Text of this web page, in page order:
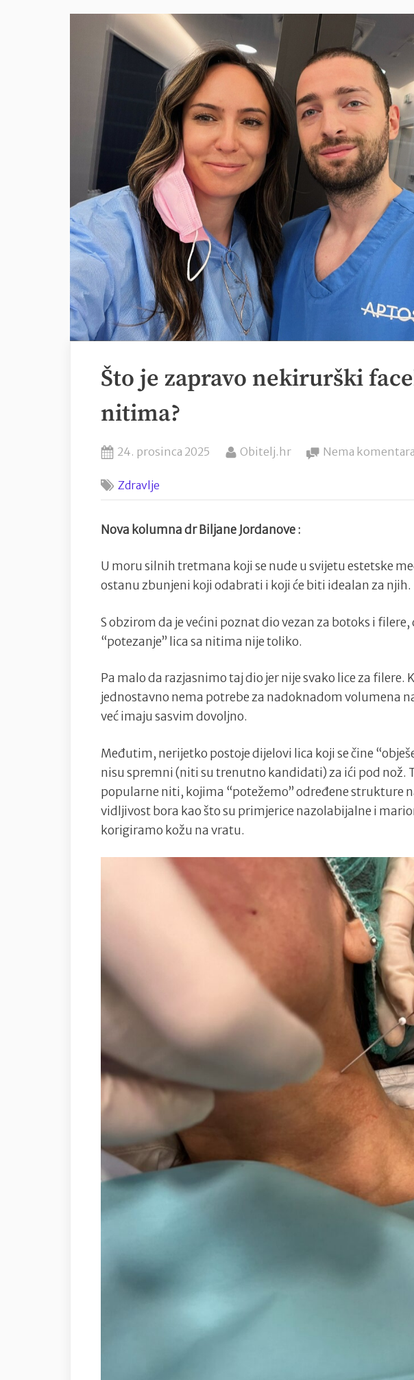
Što je zapravo nekirurški
nitima?
Posted
24. prosinca 2025 By
Obitelj.hr Nema komentara
Zdravlje
Nova kolumna dr Biljane Jordanove :
U moru silnih tretmana koji se nude u svijetu estetske
ostanu zbunjeni koji odabrati i koji će biti idealan za njih.
S obzirom da je većini poznat dio vezan za botoks i
“potezanje” lica sa nitima nije toliko.
Pa malo da razjasnimo taj dio jer nije svako lice za filere.
jednostavno nema potrebe za nadoknadom volumena
već imaju sasvim dovoljno.
Međutim, nerijetko postoje dijelovi lica koji se čine
nisu spremni (niti su trenutno kandidati) za ići pod nož.
popularne niti, kojima “potežemo” određene strukture
vidljivost bora kao što su primjerice nazolabijalne i
korigiramo kožu na vratu.